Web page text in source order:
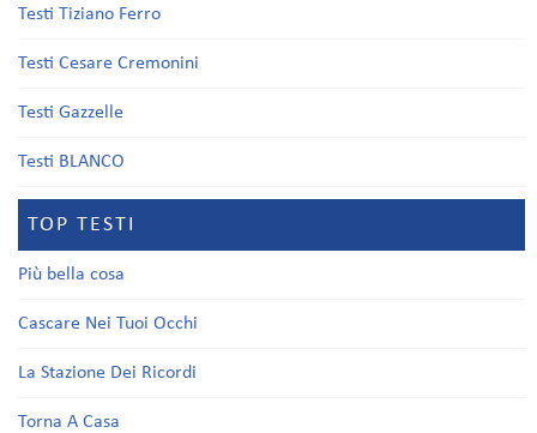
Testi Tiziano Ferro
Testi Cesare Cremonini
Testi Gazzelle
Testi BLANCO
TOP TESTI
Più bella cosa
Cascare Nei Tuoi Occhi
La Stazione Dei Ricordi
Torna A Casa